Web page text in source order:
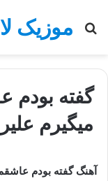
موزیک
جستجو
گفته
میگیرم
آهنگ گفته بودم